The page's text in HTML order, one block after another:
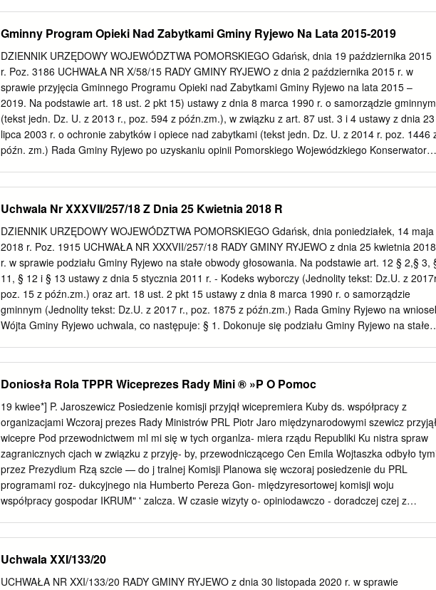
Demografia
................................................................................................................................................. 12
2.3 Gospodarka i infrastruktura techniczna
...................................................................................... 17 2.4 Rynek pracy i bezrobocie
.................................................................................................................... 33 2.5 Mieszkalnictwo
........................................................................................................................................ 35 2.6
Ochrona środowiska przyrodniczego ..........................................................................................
Gminny Program Opieki Nad Zabytkami Gminy Ryjewo Na Lata 2015-2019
DZIENNIK URZĘDOWY WOJEWÓDZTWA POMORSKIEGO Gdańsk, dnia 19 października 2015
r. Poz. 3186 UCHWAŁA NR X/58/15 RADY GMINY RYJEWO z dnia 2 października 2015 r. w
sprawie przyjęcia Gminnego Programu Opieki nad Zabytkami Gminy Ryjewo na lata 2015 –
2019. Na podstawie art. 18 ust. 2 pkt 15) ustawy z dnia 8 marca 1990 r. o samorządzie gminnym
(tekst jedn. Dz. U. z 2013 r., poz. 594 z późn.zm.), w związku z art. 87 ust. 3 i 4 ustawy z dnia 23
lipca 2003 r. o ochronie zabytków i opiece nad zabytkami (tekst jedn. Dz. U. z 2014 r. poz. 1446
późn. zm.) Rada Gminy Ryjewo po uzyskaniu opinii Pomorskiego Wojewódzkiego Konserwatora
Województwa Pomorskiego. § 4. Uchwała wchodzi w życie po upływie 14 dni od dnia jej
ogłoszenia w Dzienniku Urzędowym Województwa Pomorskiego. Przewodniczący Rady Gminy
Kazimierz Zima
__________________________________Dziennik Urzędowy Województwa Pomorskiego – 2 –
Poz. 3186 Załącznik do Uchwały Nr X/58/15 z dnia 2 października 2015 r. w sprawie przyjęcia
Gminnego Programu Opieki nad Zabytkami Gminy Ryjewo na lata 2015-2019. GMINNY
PROGRAM OPIEKI NAD ZABYTKAMI GMINY RYJEWO NA LATA 2015-2019 Czerwiec 2015 R.
Uchwala Nr XXXVII/257/18 Z Dnia 25 Kwietnia 2018 R
DZIENNIK URZĘDOWY WOJEWÓDZTWA POMORSKIEGO Gdańsk, dnia poniedziałek, 14 maja
2018 r. Poz. 1915 UCHWAŁA NR XXXVII/257/18 RADY GMINY RYJEWO z dnia 25 kwietnia 2018
r. w sprawie podziału Gminy Ryjewo na stałe obwody głosowania. Na podstawie art. 12 § 2,§ 3,
11, § 12 i § 13 ustawy z dnia 5 stycznia 2011 r. - Kodeks wyborczy (Jednolity tekst: Dz.U. z
poz. 15 z późn.zm.) oraz art. 18 ust. 2 pkt 15 ustawy z dnia 8 marca 1990 r. o samorządzie
gminnym (Jednolity tekst: Dz.U. z 2017 r., poz. 1875 z późn.zm.) Rada Gminy Ryjewo na
Wójta Gminy Ryjewo uchwala, co następuje: § 1. Dokonuje się podziału Gminy Ryjewo na stałe
Uchwałę ogłasza się w Dzienniku Urzędowym Województwa Pomorskiego, w Biuletynie
Informacji Publicznej Gminy Ryjewo oraz podaje się do wiadomości publicznej poprzez
wywieszenie na tablicy ogłoszeń Urzędu Gminy w Ryjewie i wszystkich sołectw. § 4. Traci moc
Uchwała Nr XXII/137/12 Rady Gminy Ryjewo z dnia 29 listopada 2012 r. w sprawie podziału
Gminy Ryjewo na stałe obwody głosowania. § 5. Wykonanie uchwały powierza się Wójtowi
Gminy Ryjewo. § 6. Uchwała wchodzi w życie z dniem podjęcia. § 7. Na niniejszą uchwałę
wyborcom w liczbie co najmniej 15 przysługuje prawo wniesienia skargi do Komisarza
Wyborczego w Gdańsku, w terminie 5 dni od daty podania uchwały do publicznej wiadomości w
Doniosła Rola TPPR Wiceprezes Rady Mini­ ® »P O Pomoc
19 kwiee*] P. Jaroszewicz Posiedzenie komisji przyjqł wicepremiera Kuby ds. współpracy z
organizacjami Wczoraj prezes Rady Ministrów PRL Piotr Jaro­ międzynarodowymi szewicz przyjął
wicepre­ Pod przewodnictwem ml mi się w tych organlza- miera rządu Republiki Ku nistra spraw
zagranicznych cjach w związku z przyję- by, przewodniczącego Cen­ Emila Wojtaszka odbyło
przez Prezydium Rzą szcie — do j tralnej Komisji Planowa­ się wczoraj posiedzenie du PRL
programami roz- dukcyjnego nia Humberto Pereza Gon- międzyresortowej komisji woju
współpracy gospodar IKRUM" ' zalcza. W czasie wizyty o- opiniodawczo - doradczej czej z
bezra rozwoju polsko-kubańskiej W dyskusji omawiano gospodarczej podejmowa­ 87 (10737)
współpracy gospodarczej, zagadnienia związane z nej w organach ONZ dla Gdańsk, piqtek 20
Uchwala XXI/133/20
UCHWAŁA NR XXI/133/20 RADY GMINY RYJEWO z dnia 30 listopada 2020 r. w sprawie